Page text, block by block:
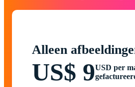
Alleen
US$ 9USD per